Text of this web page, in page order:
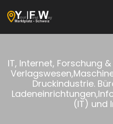
IT, Internet, Forschung
Druckindustrie.
(IT) und